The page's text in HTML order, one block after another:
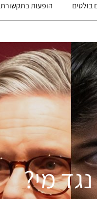
בולטים הופעות בתקשורת
מי?